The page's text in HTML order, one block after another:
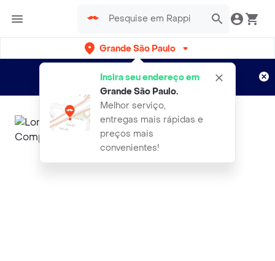
Grande São Paulo
Insira seu endereço em
Grande São Paulo.
Melhor serviço,
entregas mais rápidas e
preços mais
convenientes!
Entregas grátis por 15 dias!
Aplicam T&C